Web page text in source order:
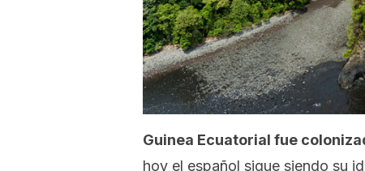
Guinea Ecuatorial fue
hoy el español sigue siendo su